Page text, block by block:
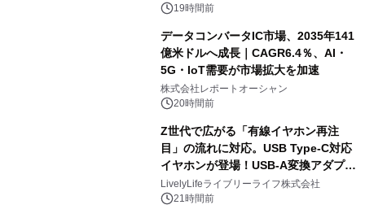
19時間前
データコンバータIC市場、2035年141
億米ドルへ成長｜CAGR6.4％、AI・
5G・IoT需要が市場拡大を加速
株式会社レポートオーシャン
20時間前
Z世代で広がる「有線イヤホン再注
目」の流れに対応。USB Type-C対応
イヤホンが登場！USB-A変換アダプタ
ー付きでスマホからパソコンまで幅広
く活用可能
LivelyLifeライブリーライフ株式会社
21時間前